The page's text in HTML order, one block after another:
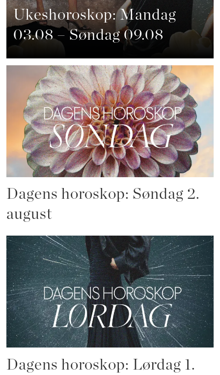
Ukeshoroskop: Mandag
03.08 – Søndag 09.08
Dagens horoskop: Søndag 2.
august
Dagens horoskop: Lørdag 1.